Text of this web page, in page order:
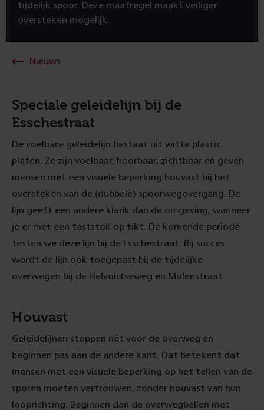
tijdelijk spoor. Deze maatregel maakt veiliger
oversteken mogelijk.
Nieuws
Speciale geleidelijn bij de
Esschestraat
De voelbare geleidelijn bestaat uit witte plastic
platen. Ze zijn voelbaar, hoorbaar, zichtbaar en geven
mensen met een visuele beperking houvast bij het
oversteken van de (dubbele) spoorwegovergang. De
lijn geeft een andere klank dan de omgeving, wanneer
je er met een taststok op tikt. De komende periode
testen we deze lijn bij de Esschestraat. Bij succes
wordt de lijn ook toegepast bij de tijdelijke
overwegen bij de Helvoirtseweg en Molenstraat.
Houvast
Geleidelijnen stoppen nét voor de overweg en
beginnen pas aan de andere kant. Dat betekent dat
mensen met een visuele beperking op het tellen van de
sporen moeten vertrouwen, zonder houvast van hun
looprichting. Beginnen dan de overwegbellen met